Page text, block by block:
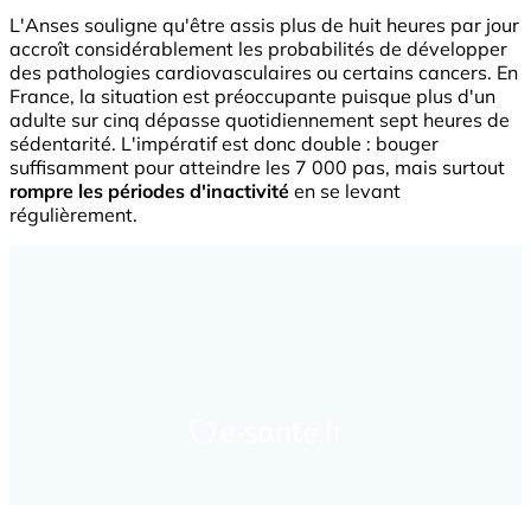
L'Anses souligne qu'être assis plus de huit heures par jour
accroît considérablement les probabilités de développer
des pathologies cardiovasculaires ou certains cancers. En
France, la situation est préoccupante puisque plus d'un
adulte sur cinq dépasse quotidiennement sept heures de
sédentarité. L'impératif est donc double : bouger
suffisamment pour atteindre les 7 000 pas, mais surtout
rompre les périodes d'inactivité en se levant
régulièrement.